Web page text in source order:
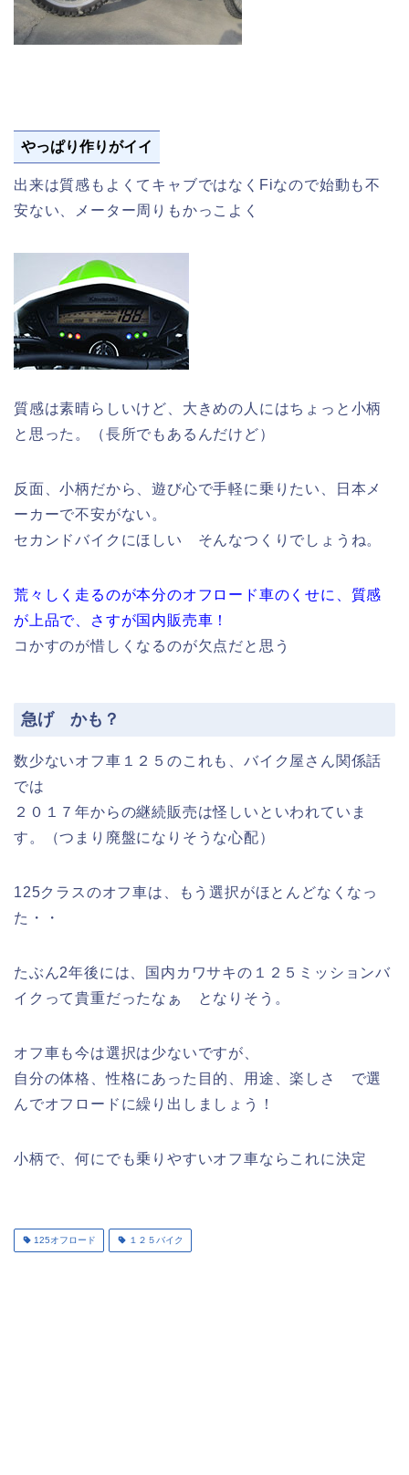
やっぱり作りがイイ
出来は質感もよくてキャブではなくFiなので始動も不
安ない、メーター周りもかっこよく
質感は素晴らしいけど、大きめの人にはちょっと小柄
と思った。（長所でもあるんだけど）
反面、小柄だから、遊び心で手軽に乗りたい、日本メ
ーカーで不安がない。
セカンドバイクにほしい そんなつくりでしょうね。
荒々しく走るのが本分のオフロード車のくせに、質感
が上品で、さすが国内販売車！
コかすのが惜しくなるのが欠点だと思う
急げ かも？
数少ないオフ車１２５のこれも、バイク屋さん関係話
では
２０１７年からの継続販売は怪しいといわれていま
す。（つまり廃盤になりそうな心配）
125クラスのオフ車は、もう選択がほとんどなくなっ
た・・
たぶん2年後には、国内カワサキの１２５ミッションバ
イクって貴重だったなぁ となりそう。
オフ車も今は選択は少ないですが、
自分の体格、性格にあった目的、用途、楽しさ で選
んでオフロードに繰り出しましょう！
小柄で、何にでも乗りやすいオフ車ならこれに決定
125オフロード １２５バイク